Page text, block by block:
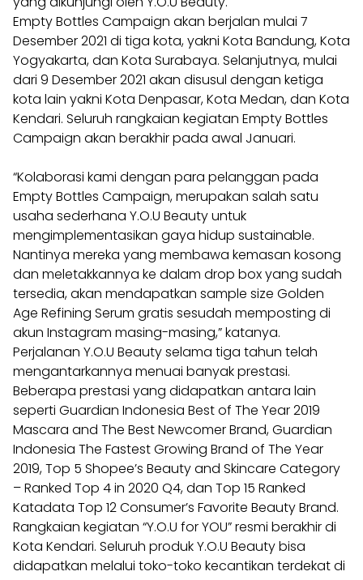
Empty Bottles Campaign akan berjalan mulai 7
Desember 2021 di tiga kota, yakni Kota Bandung, Kota
Yogyakarta, dan Kota Surabaya. Selanjutnya, mulai
dari 9 Desember 2021 akan disusul dengan ketiga
kota lain yakni Kota Denpasar, Kota Medan, dan Kota
Kendari. Seluruh rangkaian kegiatan Empty Bottles
Campaign akan berakhir pada awal Januari.
“Kolaborasi kami dengan para pelanggan pada
Empty Bottles Campaign, merupakan salah satu
usaha sederhana Y.O.U Beauty untuk
mengimplementasikan gaya hidup sustainable.
Nantinya mereka yang membawa kemasan kosong
dan meletakkannya ke dalam drop box yang sudah
tersedia, akan mendapatkan sample size Golden
Age Refining Serum gratis sesudah memposting di
akun Instagram masing-masing,” katanya.
Perjalanan Y.O.U Beauty selama tiga tahun telah
mengantarkannya menuai banyak prestasi.
Beberapa prestasi yang didapatkan antara lain
seperti Guardian Indonesia Best of The Year 2019
Mascara and The Best Newcomer Brand, Guardian
Indonesia The Fastest Growing Brand of The Year
2019, Top 5 Shopee’s Beauty and Skincare Category
– Ranked Top 4 in 2020 Q4, dan Top 15 Ranked
Katadata Top 12 Consumer’s Favorite Beauty Brand.
Rangkaian kegiatan “Y.O.U for YOU” resmi berakhir di
Kota Kendari. Seluruh produk Y.O.U Beauty bisa
didapatkan melalui toko-toko kecantikan terdekat di